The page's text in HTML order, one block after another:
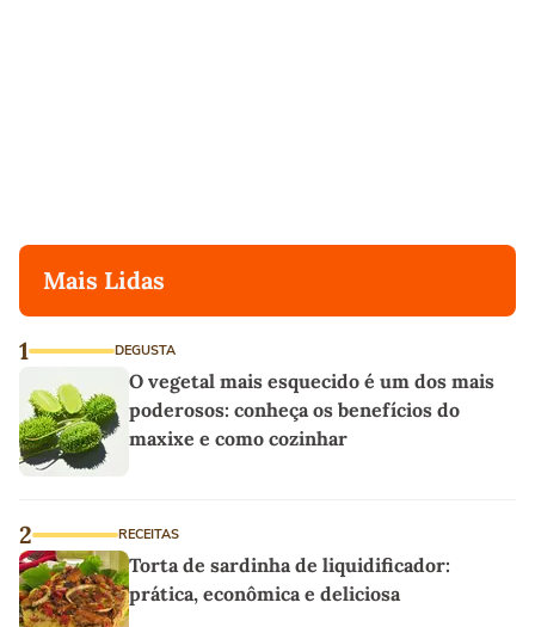
Mais Lidas
1 DEGUSTA
O vegetal mais esquecido é um dos mais
poderosos: conheça os benefícios do
maxixe e como cozinhar
2 RECEITAS
Torta de sardinha de liquidificador:
prática, econômica e deliciosa